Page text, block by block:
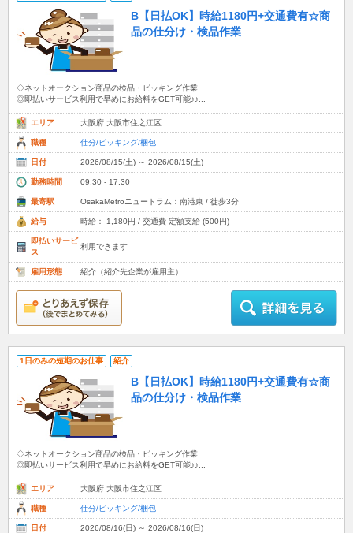
B【日払OK】時給1180円+交通費有☆商
品の仕分け・検品作業
◇ネットオークション商品の検品・ピッキング作業
◎即払いサービス利用で早めにお給料をGET可能♪♪...
エリア 大阪府 大阪市住之江区
職種 仕分/ピッキング/梱包
日付 2026/08/15(土) ～ 2026/08/15(土)
勤務時間 09:30 - 17:30
最寄駅 OsakaMetroニュートラム：南港東 / 徒歩3分
給与 時給： 1,180円 / 交通費 定額支給 (500円)
即払いサービ
ス
利用できます
雇用形態 紹介（紹介先企業が雇用主）
1日のみの短期のお仕事 紹介
B【日払OK】時給1180円+交通費有☆商
品の仕分け・検品作業
◇ネットオークション商品の検品・ピッキング作業
◎即払いサービス利用で早めにお給料をGET可能♪♪...
エリア 大阪府 大阪市住之江区
職種 仕分/ピッキング/梱包
日付 2026/08/16(日) ～ 2026/08/16(日)